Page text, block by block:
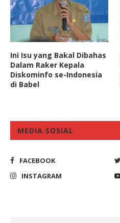
Ini Isu yang Bakal Dibahas
Dalam Raker Kepala
Diskominfo se-Indonesia
di Babel
MEDIA SOSIAL
FACEBOOK
INSTAGRAM